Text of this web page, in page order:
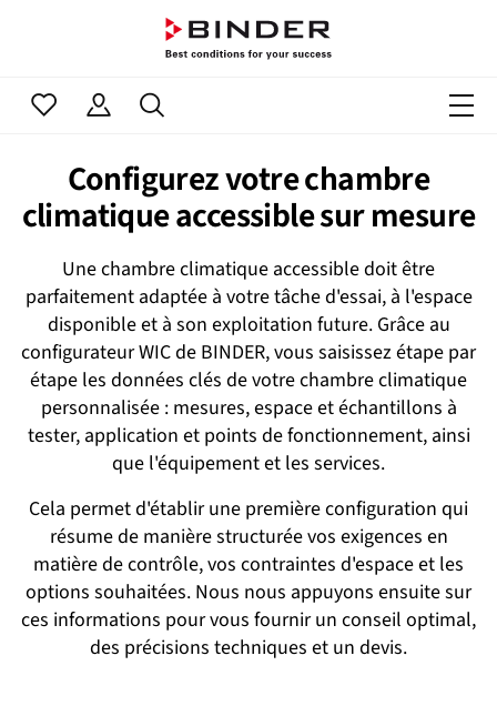
Configurez votre chambre
climatique accessible sur mesure
Une chambre climatique accessible doit être
parfaitement adaptée à votre tâche d'essai, à l'espace
disponible et à son exploitation future. Grâce au
configurateur WIC de BINDER, vous saisissez étape par
étape les données clés de votre chambre climatique
personnalisée : mesures, espace et échantillons à
tester, application et points de fonctionnement, ainsi
que l'équipement et les services.
Cela permet d'établir une première configuration qui
résume de manière structurée vos exigences en
matière de contrôle, vos contraintes d'espace et les
options souhaitées. Nous nous appuyons ensuite sur
ces informations pour vous fournir un conseil optimal,
des précisions techniques et un devis.